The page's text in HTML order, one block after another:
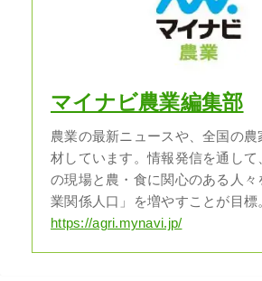
マイナビ農業編集部
農業の最新ニュースや、全国の農
材しています。情報発信を通して
の現場と農・食に関心のある人々
業関係人口」を増やすことが目標
https://agri.mynavi.jp/